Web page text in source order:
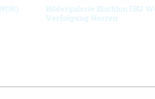
Bildergalerie Biathlon IBU
Verfolgung Herren